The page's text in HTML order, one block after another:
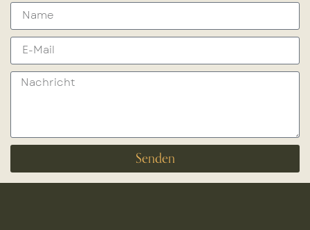
Senden